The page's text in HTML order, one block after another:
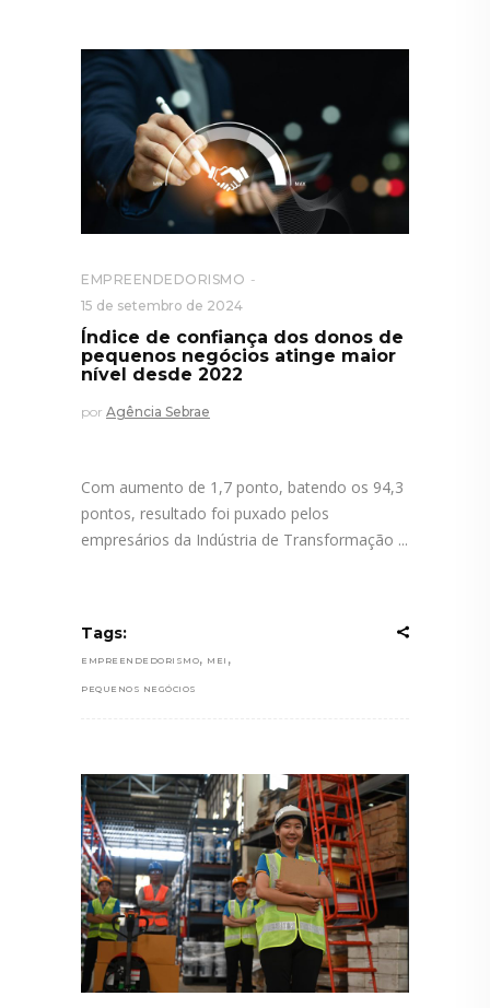
EMPREENDEDORISMO
15 de setembro de 2024
Índice de confiança dos donos de
pequenos negócios atinge maior
nível desde 2022
por Agência Sebrae
Com aumento de 1,7 ponto, batendo os 94,3
pontos, resultado foi puxado pelos
empresários da Indústria de Transformação
Tags:
EMPREENDEDORISMO, MEI ,
PEQUENOS NEGÓCIOS